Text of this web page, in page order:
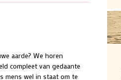
aarde? We horen
compleet van gedaante
mens wel in staat om te